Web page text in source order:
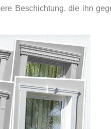
Beschichtung, die ihn